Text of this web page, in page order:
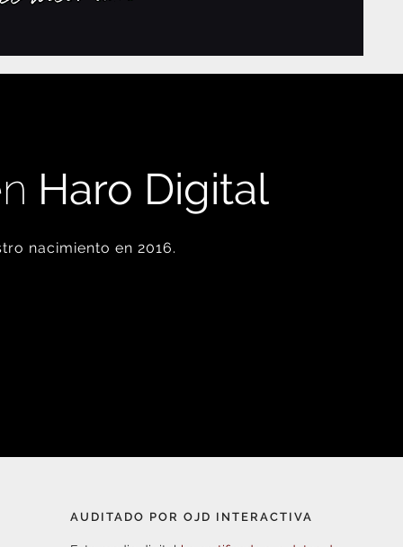
Haro Digital
nacimiento en 2016.
AUDITADO POR OJD INTERACTIVA